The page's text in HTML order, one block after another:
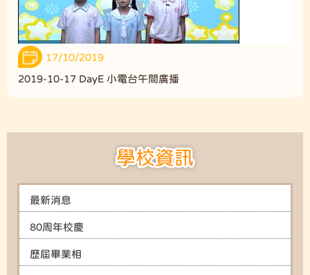
17/10/2019
2019-10-17 DayE 小電台午間廣播
學校資訊
最新消息
80周年校慶
歷屆畢業相